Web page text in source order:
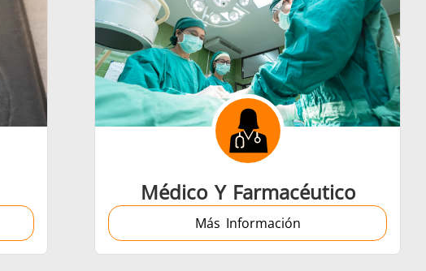
Sujetador Tubo y tubería
Médico Y Farmacéutico
Más Información